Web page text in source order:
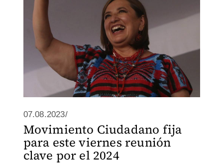
07.08.2023/
Movimiento Ciudadano fija
para este viernes reunión
clave por el 2024